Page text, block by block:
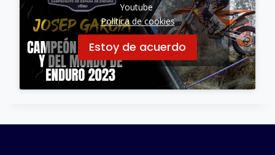
Youtube
Política de cookies
Estoy de acuerdo